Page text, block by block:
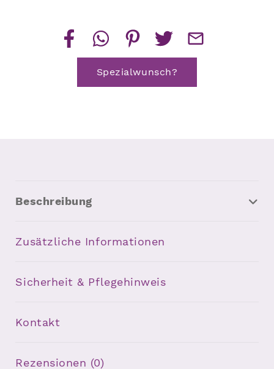
Spezialwunsch?
Beschreibung
Zusätzliche Informationen
Sicherheit & Pflegehinweis
Kontakt
Rezensionen (0)